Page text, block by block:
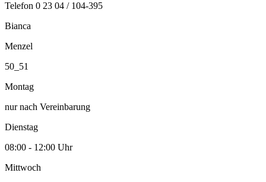
Telefon 0 23 04 / 104-395
Bianca
Menzel
50_51
Montag
nur nach Vereinbarung
Dienstag
08:00 - 12:00 Uhr
Mittwoch